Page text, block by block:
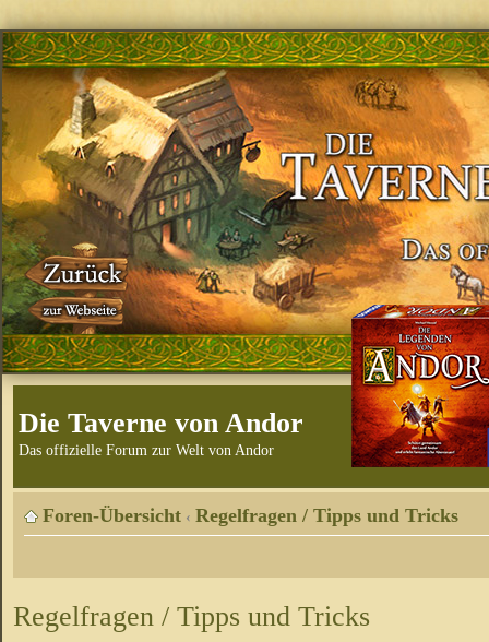
Die Taverne von Andor
Das offizielle Forum zur Welt von Andor
Foren-Übersicht ‹ Regelfragen / Tipps und Tricks
Regelfragen / Tipps und Tricks